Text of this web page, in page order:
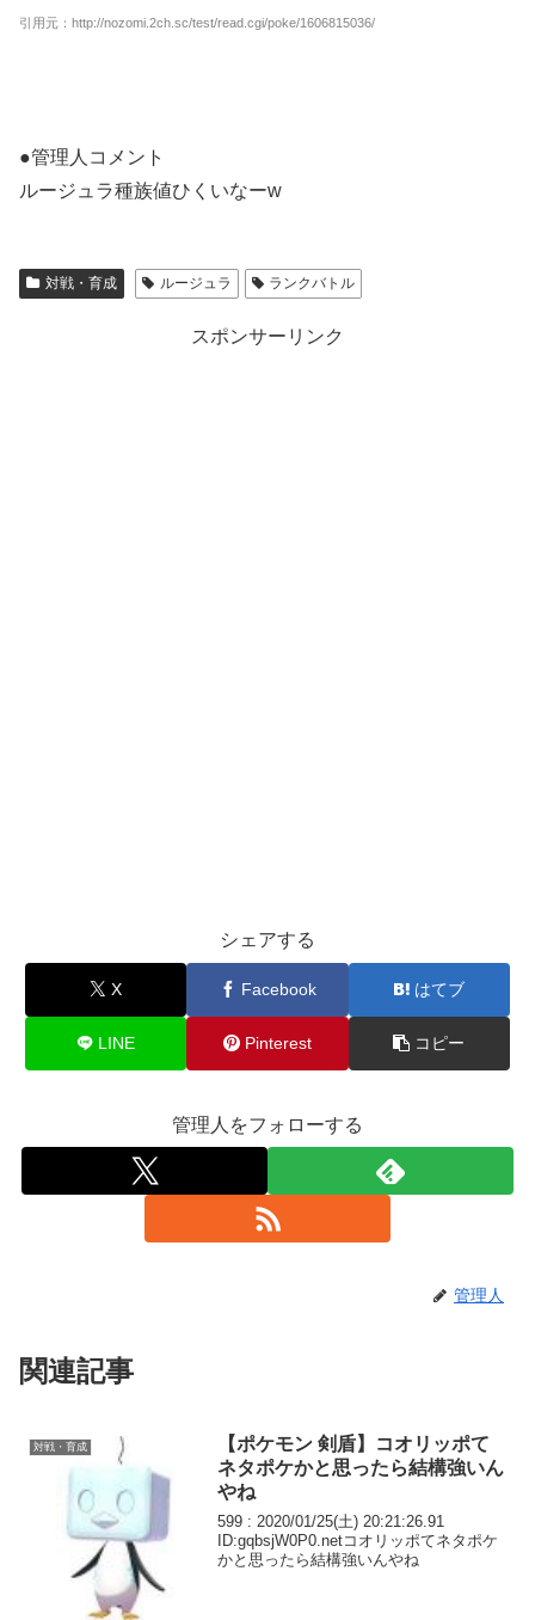
引用元：http://nozomi.2ch.sc/test/read.cgi/poke/1606815036/
●管理人コメント
ルージュラ種族値ひくいなーw
対戦・育成 ルージュラ ランクバトル
スポンサーリンク
シェアする
X Facebook はてブ
LINE Pinterest コピー
管理人をフォローする
管理人
関連記事
対戦・育成
【ポケモン 剣盾】コオリッポて
ネタポケかと思ったら結構強いん
やね
599 : 2020/01/25(土) 20:21:26.91
ID:gqbsjW0P0.netコオリッポてネタポケ
かと思ったら結構強いんやね